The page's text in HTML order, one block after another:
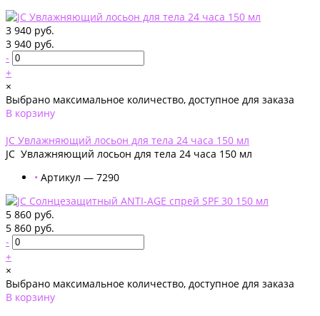
3 940 руб.
3 940 руб.
-
+
×
Выбрано максимальное количество, доступное для заказа
В корзину
JС Увлажняющий лосьон для тела 24 часа 150 мл
JС Увлажняющий лосьон для тела 24 часа 150 мл
• Артикул — 7290
5 860 руб.
5 860 руб.
-
+
×
Выбрано максимальное количество, доступное для заказа
В корзину